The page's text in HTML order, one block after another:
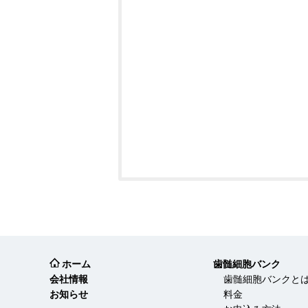
ホーム
会社情報
お知らせ
歯髄細胞バンク
歯髄細胞バンクと
料金